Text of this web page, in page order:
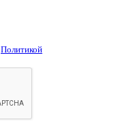
Политикой